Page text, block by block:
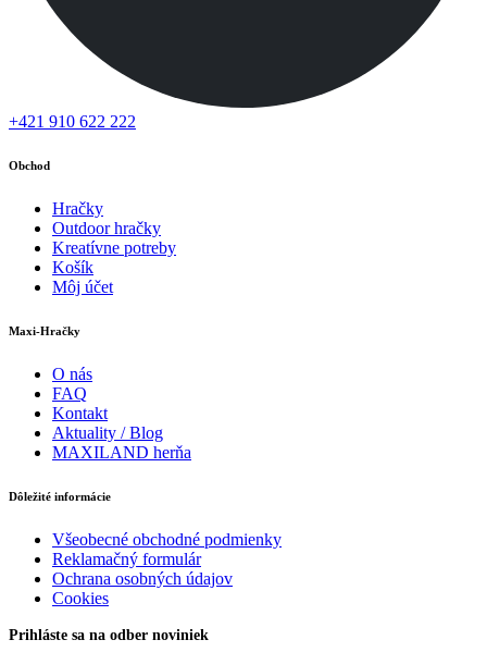
+421 910 622 222
Obchod
Hračky
Outdoor hračky
Kreatívne potreby
Košík
Môj účet
Maxi-Hračky
O nás
FAQ
Kontakt
Aktuality / Blog
MAXILAND herňa
Dôležité informácie
Všeobecné obchodné podmienky
Reklamačný formulár
Ochrana osobných údajov
Cookies
Prihláste sa na odber noviniek